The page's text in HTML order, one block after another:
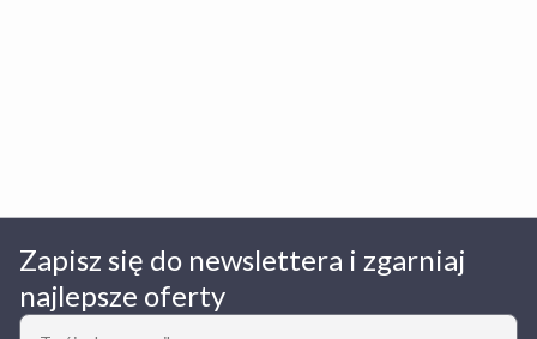
Zapisz się do newslettera i zgarniaj
najlepsze oferty